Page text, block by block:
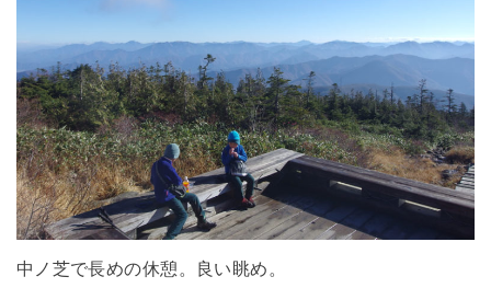
中ノ芝で長めの休憩。良い眺め。